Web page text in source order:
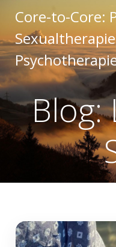
Core-to-Core:
Blog: